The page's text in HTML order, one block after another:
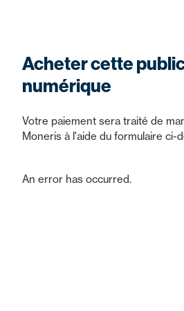
Acheter cette
numérique
Votre paiement sera traité de
Moneris à l'aide du formulaire ci-
An error has occurred.